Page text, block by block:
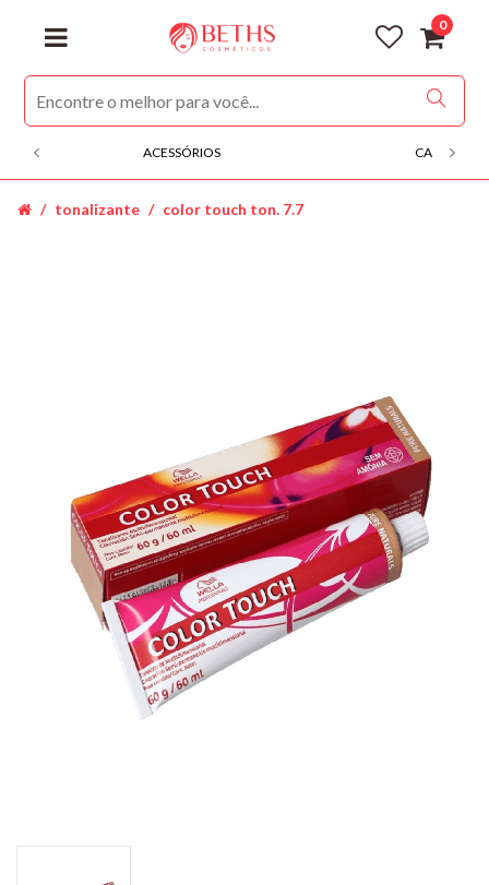
0
ACESSÓRIOS CABELOS
tonalizante color touch ton. 7.7